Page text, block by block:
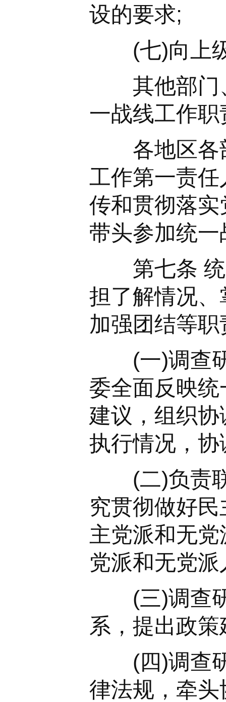
设的要求;
(七)向上级
其他部门、
一战线工作职
各地区各部
工作第一责
传和贯彻落
带头参加统
第七条 统
担了解情况
加强团结等
(一)调查研
委全面反映
建议，组织
执行情况，
(二)负责联
究贯彻做好
主党派和无
党派和无党
(三)调查研
系，提出政
(四)调查研
律法规，牵